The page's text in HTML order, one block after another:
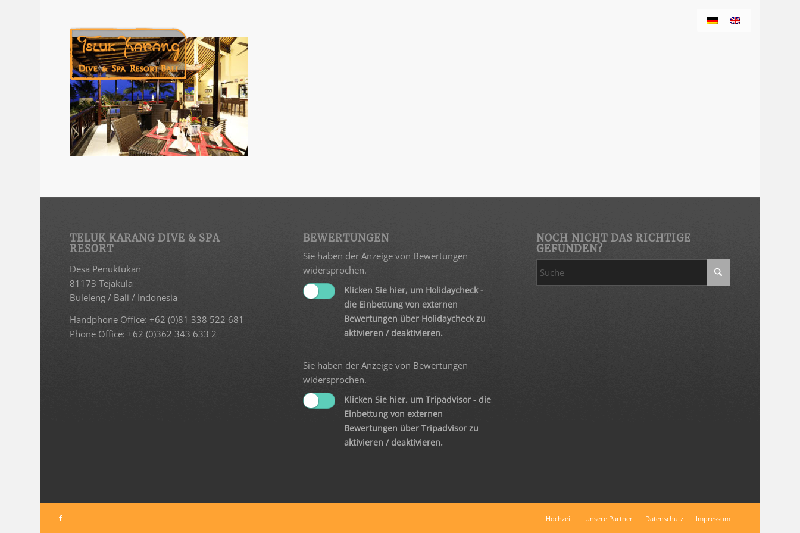
TELUK KARANG DIVE & SPA
RESORT
Desa Penuktukan
81173 Tejakula
Buleleng / Bali / Indonesia
Handphone Office: +62 (0)81 338 522 681
Phone Office: +62 (0)362 343 633 2
BEWERTUNGEN
Sie haben der Anzeige von Bewertungen
widersprochen.
Klicken Sie hier, um Holidaycheck -
die Einbettung von externen
Bewertungen über Holidaycheck zu
aktivieren / deaktivieren.
Sie haben der Anzeige von Bewertungen
widersprochen.
Klicken Sie hier, um Tripadvisor - die
Einbettung von externen
Bewertungen über Tripadvisor zu
aktivieren / deaktivieren.
NOCH NICHT DAS RICHTIGE
GEFUNDEN?
Hochzeit Unsere Partner Datenschutz Impressum